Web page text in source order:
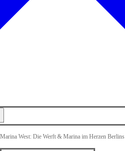
Marina West: Die Werft & Marina im Herzen Berlins